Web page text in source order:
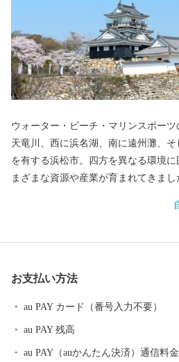
ウォーター・ビーチ・マリンスポーツ
天竜川、西に浜名湖、南に遠州灘、
を有する浜松市。四方を異なる環境
まざまな資源や産業が育まれてきまし
ほか、楽器やオートバイ、繊維、食
まなウォーター・ビーチ・マリンスポ
お支払い方法
au PAY カード（番号入力不要）
au PAY 残高
au PAY（auかんたん決済）通信料